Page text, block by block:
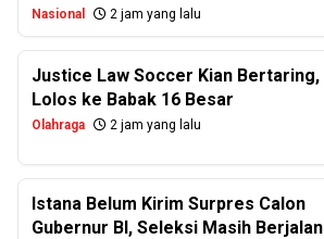
Nasional 2 jam yang lalu
Justice Law Soccer Kian Bertaring,
Lolos ke Babak 16 Besar
Olahraga 2 jam yang lalu
Istana Belum Kirim Surpres Calon
Gubernur BI, Seleksi Masih Berjalan